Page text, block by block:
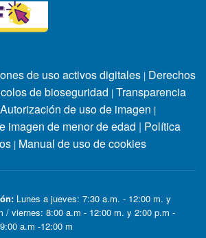
de uso activos digitales | Derechos
de bioseguridad | Transparencia
Autorización de uso de imagen |
imagen de menor de edad | Política
| Manual de uso de cookies
Lunes a jueves: 7:30 a.m. - 12:00 m. y
/ viernes: 8:00 a.m - 12:00 m. y 2:00 p.m -
a.m -12:00 m